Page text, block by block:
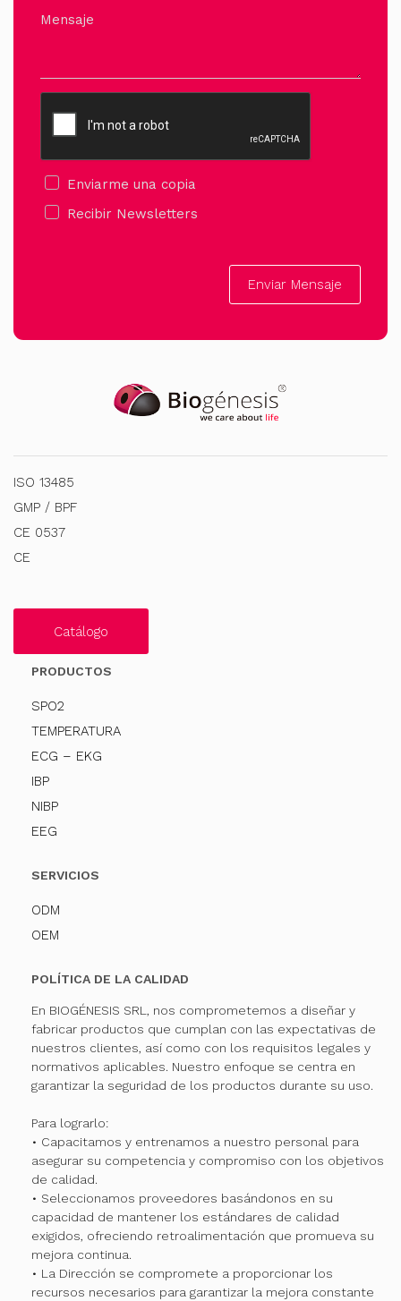
Mensaje
Enviarme una copia
Recibir Newsletters
Enviar Mensaje
ISO 13485
GMP / BPF
CE 0537
CE
Catálogo
PRODUCTOS
SPO2
TEMPERATURA
ECG – EKG
IBP
NIBP
EEG
SERVICIOS
ODM
OEM
POLÍTICA DE LA CALIDAD
En BIOGÉNESIS SRL, nos comprometemos a diseñar y
fabricar productos que cumplan con las expectativas de
nuestros clientes, así como con los requisitos legales y
normativos aplicables. Nuestro enfoque se centra en
garantizar la seguridad de los productos durante su uso.
Para lograrlo:
• Capacitamos y entrenamos a nuestro personal para
asegurar su competencia y compromiso con los objetivos
de calidad.
• Seleccionamos proveedores basándonos en su
capacidad de mantener los estándares de calidad
exigidos, ofreciendo retroalimentación que promueva su
mejora continua.
• La Dirección se compromete a proporcionar los
recursos necesarios para garantizar la mejora constante